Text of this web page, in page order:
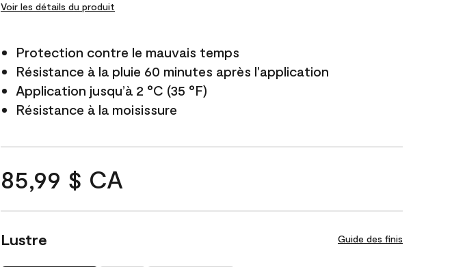
Voir les détails du produit
Protection contre le mauvais temps
Résistance à la pluie 60 minutes après l'application
Application jusqu’à 2 °C (35 °F)
Résistance à la moisissure
85,99 $ CA
Lustre Guide des finis